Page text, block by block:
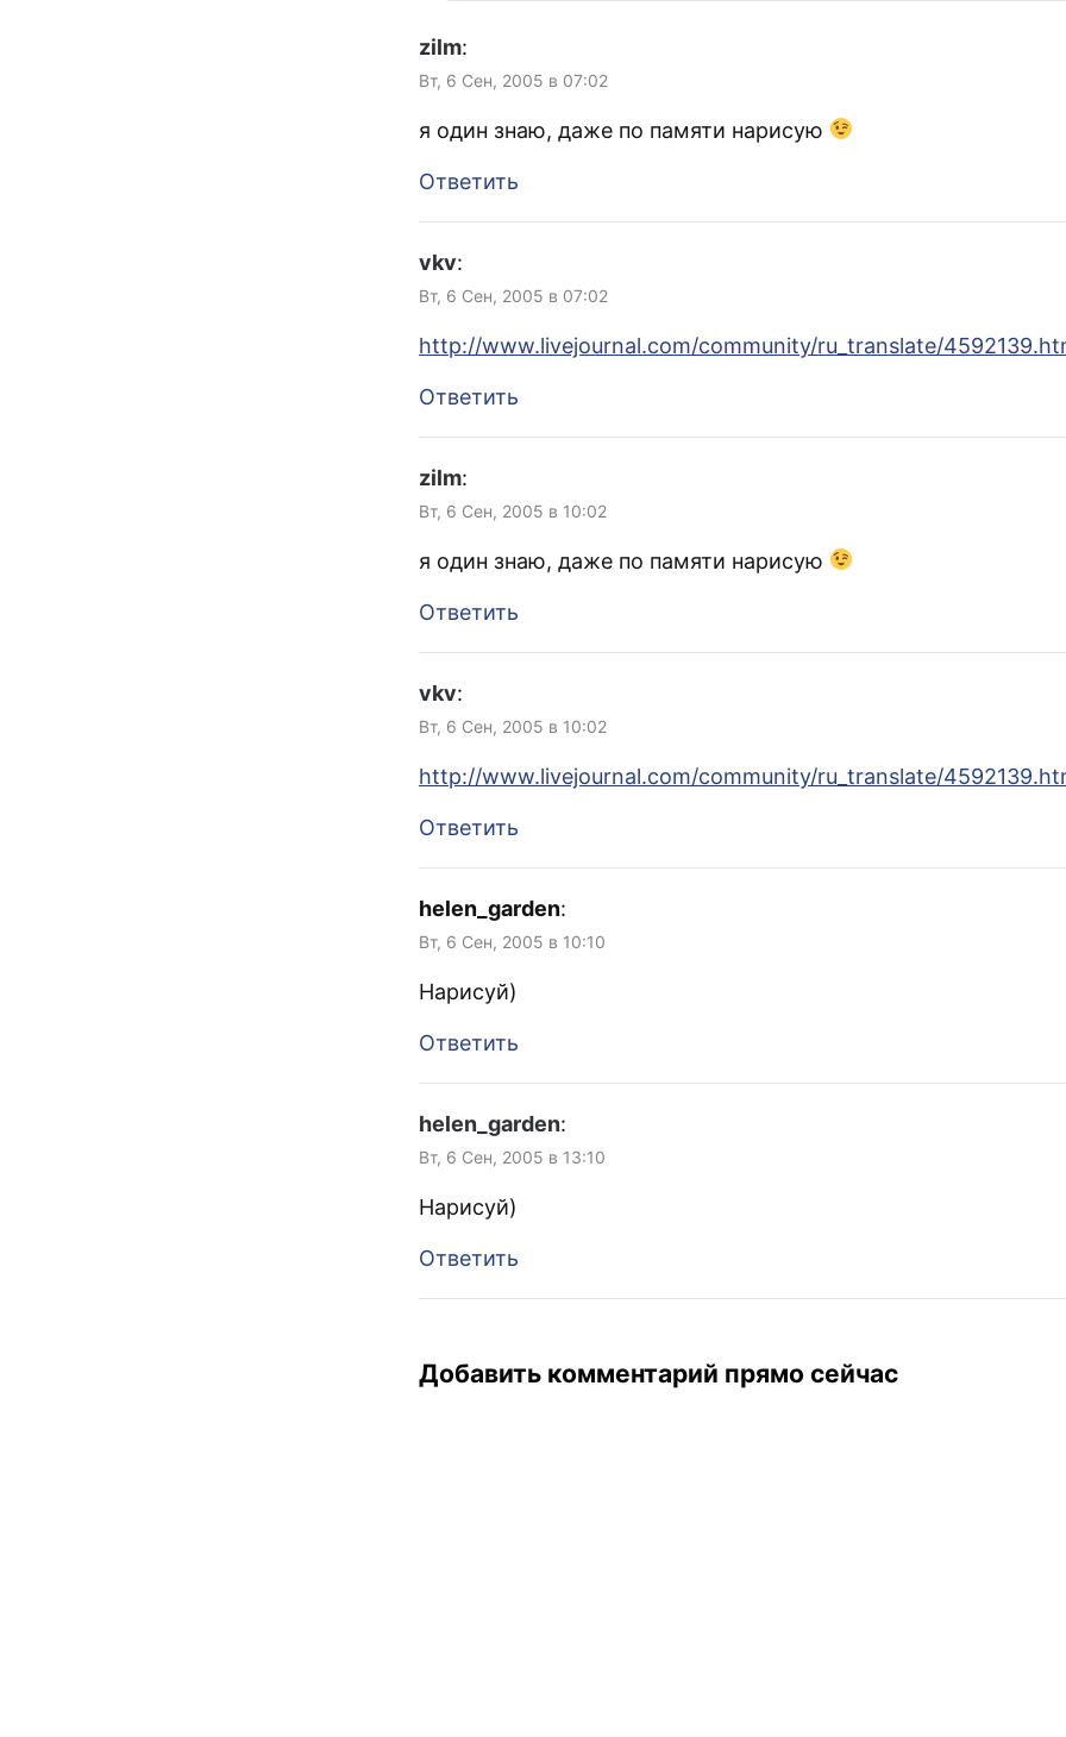
zilm:
Вт, 6 Сен, 2005 в 07:02
я один знаю, даже по памяти нарисую
Ответить
vkv:
Вт, 6 Сен, 2005 в 07:02
http://www.livejournal.com/community/ru_translate/
Ответить
zilm:
Вт, 6 Сен, 2005 в 10:02
я один знаю, даже по памяти нарисую
Ответить
vkv:
Вт, 6 Сен, 2005 в 10:02
http://www.livejournal.com/community/ru_translate/
Ответить
helen_garden:
Вт, 6 Сен, 2005 в 10:10
Нарисуй)
Ответить
helen_garden:
Вт, 6 Сен, 2005 в 13:10
Нарисуй)
Ответить
Добавить комментарий прямо сейчас